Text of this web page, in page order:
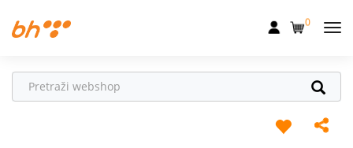
Fiksna
0